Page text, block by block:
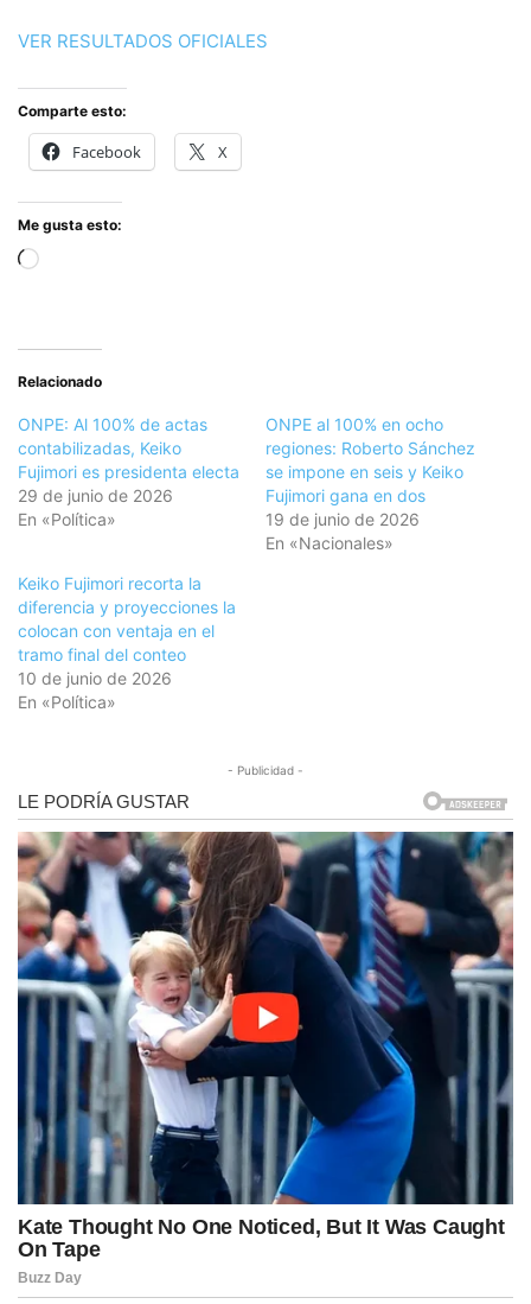
VER RESULTADOS OFICIALES
Comparte esto:
Facebook X
Me gusta esto:
Cargando...
Relacionado
ONPE: Al 100% de actas
contabilizadas, Keiko
Fujimori es presidenta electa
29 de junio de 2026
En «Política»
ONPE al 100% en ocho
regiones: Roberto Sánchez
se impone en seis y Keiko
Fujimori gana en dos
19 de junio de 2026
En «Nacionales»
Keiko Fujimori recorta la
diferencia y proyecciones la
colocan con ventaja en el
tramo final del conteo
10 de junio de 2026
En «Política»
- Publicidad -